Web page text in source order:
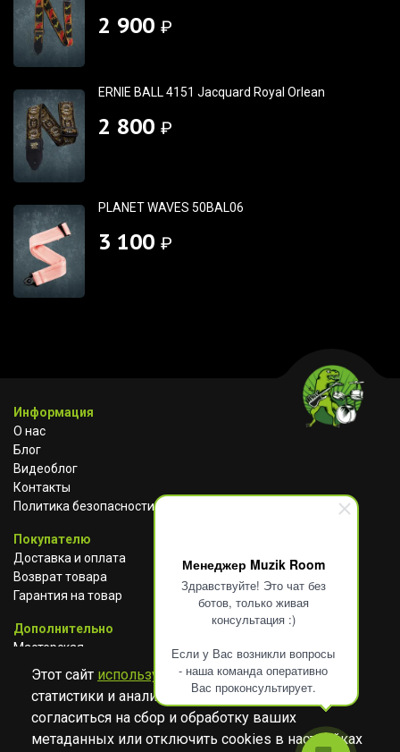
Менеджер Muzik Room
Здравствуйте! Это чат без
ботов, только живая
консультация :)
Если у Вас возникли вопросы
- наша команда оперативно
Вас проконсультирует.
2 900 ₽
ERNIE BALL 4151 Jacquard Royal Orlean
2 800 ₽
PLANET WAVES 50BAL06
3 100 ₽
Информация
О нас
Блог
Видеоблог
Контакты
Политика безопасности
Покупателю
Доставка и оплата
Возврат товара
Гарантия на товар
Дополнительно
Мастерская
Сотрудничество
АВИТО
TELEGRAM
YOUTUBE
Этот сайт использует cookies для сбора
статистики и анализа работы сайта. Просим
согласиться на сбор и обработку ваших
метаданных или отключить cookies в настройках